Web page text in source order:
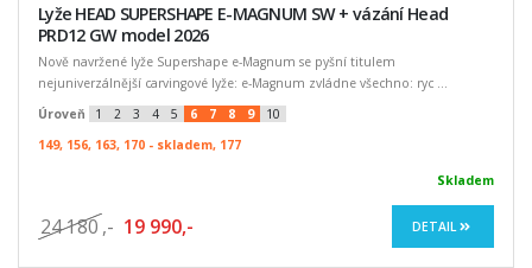
Lyže HEAD SUPERSHAPE E-MAGNUM SW + vázání Head
PRD12 GW model 2026
Nově navržené lyže Supershape e-Magnum se pyšní titulem
nejuniverzálnější carvingové lyže: e-Magnum zvládne všechno: ryc ...
Úroveň
1 2 3 4 5 6 7 8 9
10
149, 156, 163, 170 - skladem, 177
Skladem
24 180 ,- 19 990,- DETAIL